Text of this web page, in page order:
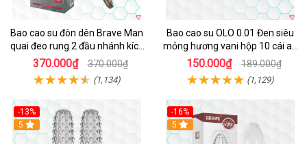
Bao cao su đôn dên Brave Man
quai đeo rung 2 đầu nhánh kích
thích mạnh
370.000₫ 370.000₫
(1,134)
Bao cao su OLO 0.01 Đen siêu
mỏng hương vani hộp 10 cái an
toàn thoải mái
150.000₫ 189.000₫
(1,129)
-13%
Hot
5
-16%
5